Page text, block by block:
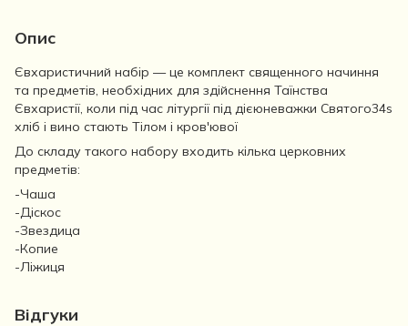
Опис
Євхаристичний набір — це комплект священного начиння
та предметів, необхідних для здійснення Таїнства
Євхаристії, коли під час літургії під дієюневажки Святого34s
хліб і вино стають Тілом і кров'ювої
До складу такого набору входить кілька церковних
предметів:
-Чаша
-Діскос
-Звездица
-Копие
-Ліжиця
Відгуки